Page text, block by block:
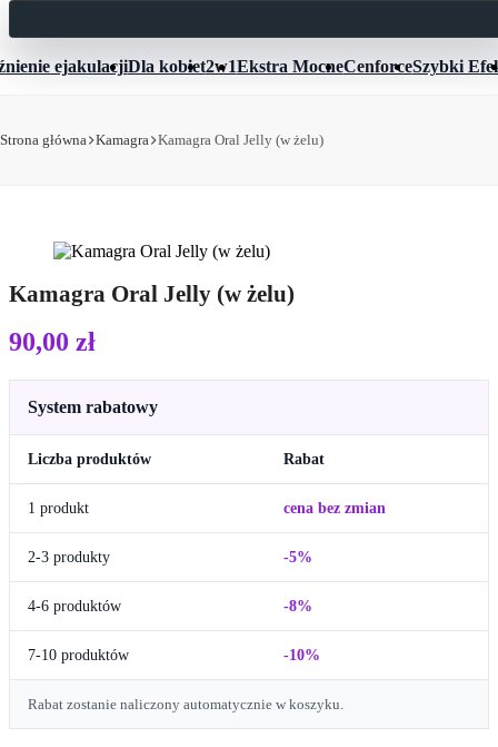
ejakulacjiDla kobiet2w1Ekstra MocneCenforceSzybki
Strona główna Kamagra Kamagra Oral Jelly (w żelu)
Kamagra Oral Jelly (w żelu)
90,00 zł
System rabatowy
Liczba produktów Rabat
1 produkt cena bez zmian
2-3 produkty -5%
4-6 produktów -8%
7-10 produktów -10%
Rabat zostanie naliczony automatycznie w koszyku.